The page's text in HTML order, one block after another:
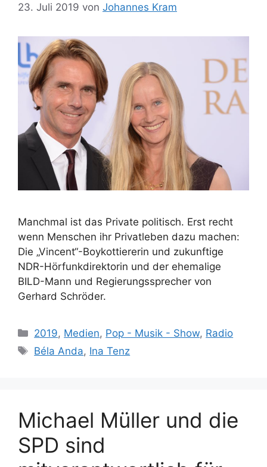
23. Juli 2019 von Johannes Kram
Manchmal ist das Private politisch. Erst recht
wenn Menschen ihr Privatleben dazu machen:
Die „Vincent“-Boykottiererin und zukunftige
NDR-Hörfunkdirektorin und der ehemalige
BILD-Mann und Regierungssprecher von
Gerhard Schröder.
Kategorien
2019, Medien, Pop - Musik - Show, Radio
Schlagwörter
Béla Anda, Ina Tenz
Michael Müller und die
SPD sind